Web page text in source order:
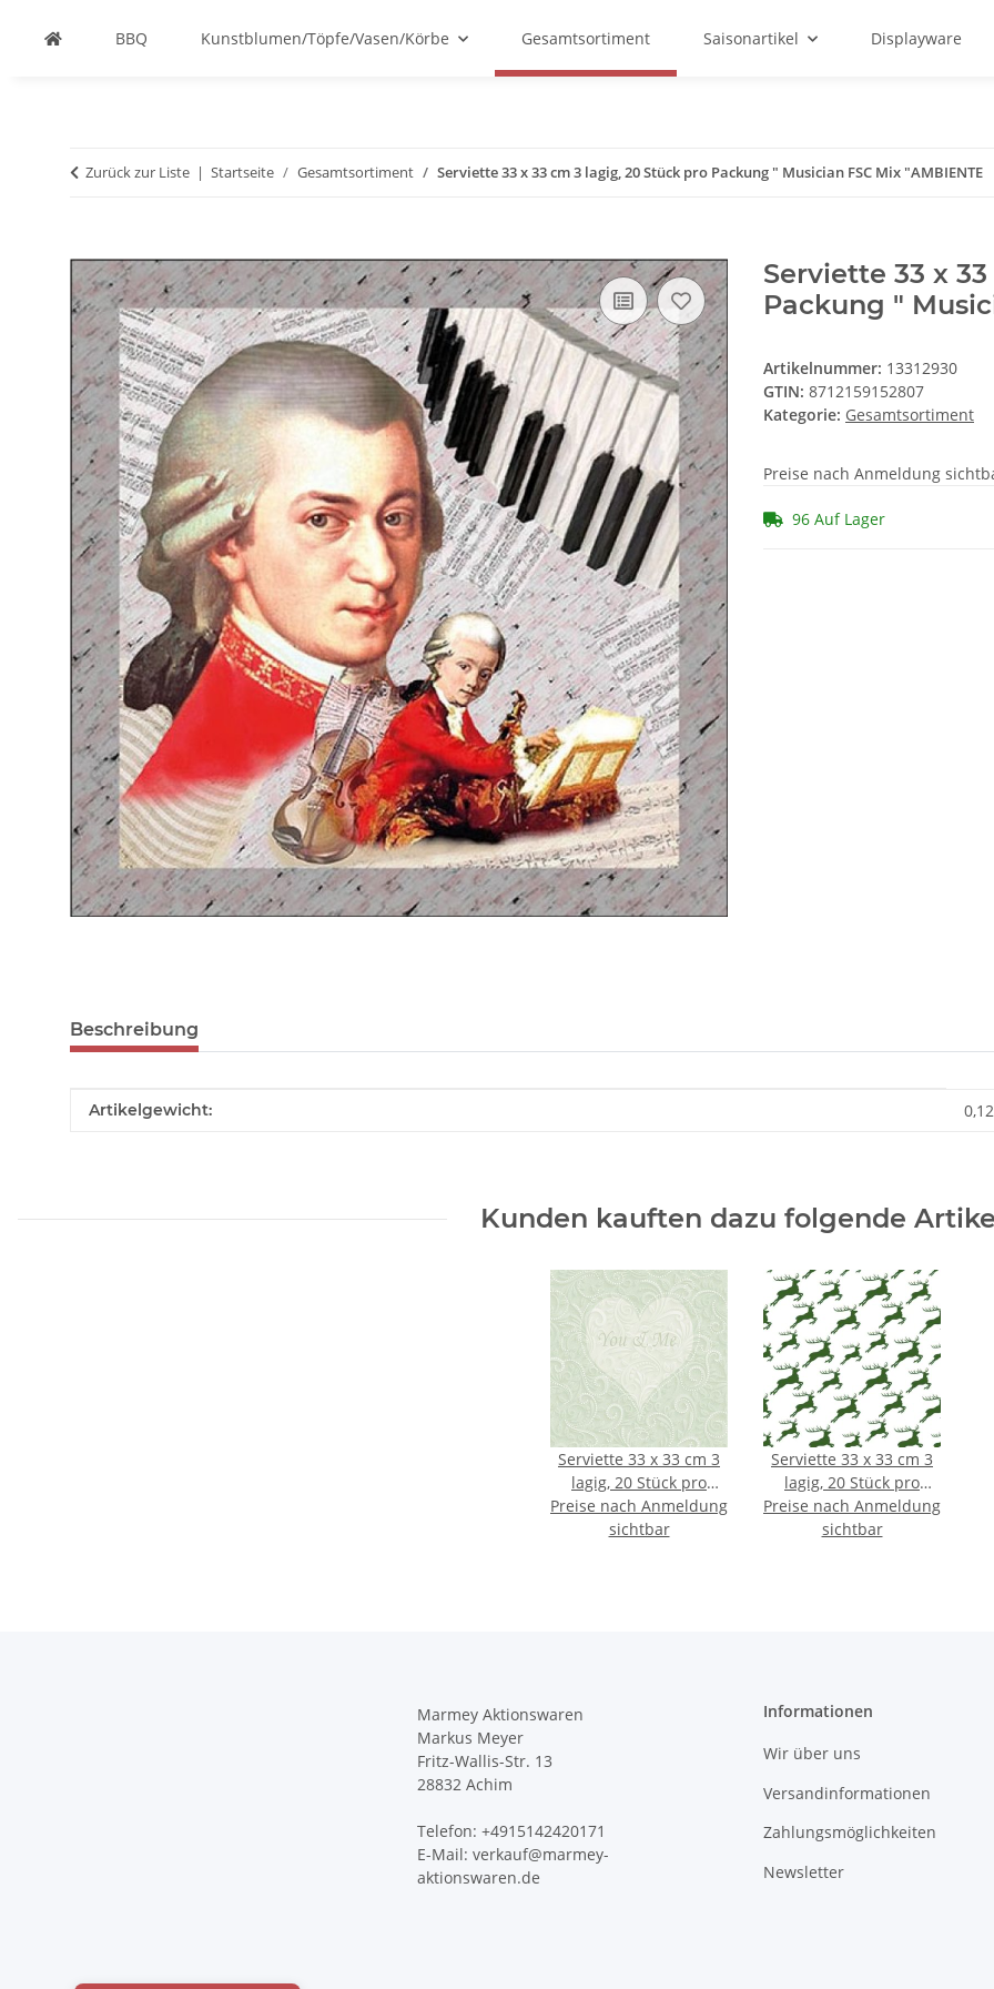
BBQ Kunstblumen/Töpfe/Vasen/Körbe Gesamtsortiment Saisonartikel Displayware
Zurück zur Liste Startseite Gesamtsortiment Serviette 33 x 33 cm 3 lagig, 20 Stück pro Packung " Musician FSC Mix "AMBIENTE
Serviette 33 x
Packung "
Artikelnummer: 13312930
GTIN: 8712159152807
Kategorie: Gesamtsortiment
Preise nach Anmeldung
96 Auf Lager
Beschreibung
Produkteigenschaft
Wert
Artikelgewicht: 0,12
Kunden kauften dazu folgende
Serviette 33 x 33 cm 3
lagig, 20 Stück pro
Packung " You & Me
Green FSC Mix
Preise nach Anmeldung
sichtbar
Serviette 33 x 33 cm 3
lagig, 20 Stück pro
Packung " Jumping
Deer Green FSC Mix
Preise nach Anmeldung
sichtbar
Marmey Aktionswaren
Markus Meyer
Fritz-Wallis-Str. 13
28832 Achim
Telefon: +4915142420171
E-Mail: verkauf@marmey-
aktionswaren.de
Informationen
Wir über uns
Versandinformationen
Zahlungsmöglichkeiten
Newsletter